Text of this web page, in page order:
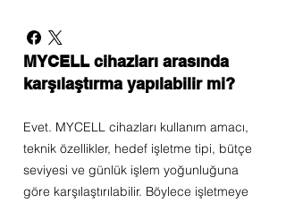
MYCELL cihazları arasında
karşılaştırma yapılabilir mi?
Evet. MYCELL cihazları kullanım amacı,
teknik özellikler, hedef işletme tipi, bütçe
seviyesi ve günlük işlem yoğunluğuna
göre karşılaştırılabilir. Böylece işletmeye